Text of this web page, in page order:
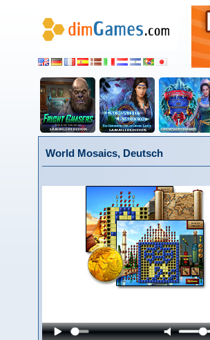
World Mosaics, Deutsch